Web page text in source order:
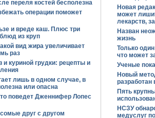
переля костей бесполезна
операции поможет
и вреде каш. Плюс три
из круп
вид жира увеличивает
раз
куриной грудки: рецепты и
лишь в одном случае, в
или опасна
поведет Дженнифер Лопес
друг с другом
Новая
может
лекарств,
Назван
жизнь
Только
что может
Ученые
Новый
разработан
Пять
НСЗУ
медуслуг